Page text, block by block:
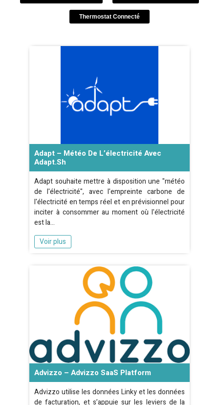
Thermostat Connecté
Adapt – Météo De L’électricité Avec
Adapt.sh
Adapt souhaite mettre à disposition une "météo
de l'électricité", avec l'empreinte carbone de
l'électricité en temps réel et en prévisionnel pour
inciter à consommer au moment où l'électricité
est la…
Voir plus
Advizzo – Advizzo SaaS Platform
Advizzo utilise les données Linky et les données
de facturation, et s’appuie sur les leviers de la